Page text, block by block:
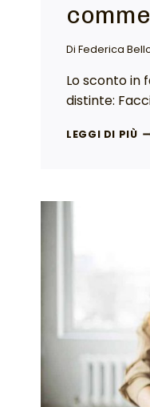
Di Federica
Lo sconto in
distinte:
LEGGI DI PIÙ